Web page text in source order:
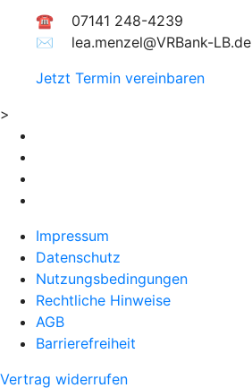
☎ 07141 248-4239
✉︎ lea.menzel@VRBank-LB.de
Jetzt Termin vereinbaren
>
Impressum
Datenschutz
Nutzungsbedingungen
Rechtliche Hinweise
AGB
Barrierefreiheit
Vertrag widerrufen